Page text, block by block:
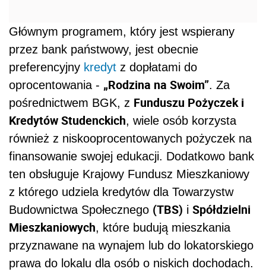
Głównym programem, który jest wspierany
przez bank państwowy, jest obecnie
preferencyjny kredyt z dopłatami do
oprocentowania - „Rodzina na Swoim”. Za
pośrednictwem BGK, z Funduszu Pożyczek i
Kredytów Studenckich, wiele osób korzysta
również z niskooprocentowanych pożyczek na
finansowanie swojej edukacji. Dodatkowo bank
ten obsługuje Krajowy Fundusz Mieszkaniowy
z którego udziela kredytów dla Towarzystw
Budownictwa Społecznego (TBS) i Spółdzielni
Mieszkaniowych, które budują mieszkania
przyznawane na wynajem lub do lokatorskiego
prawa do lokalu dla osób o niskich dochodach.